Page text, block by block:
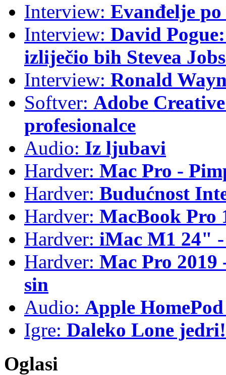
Interview: Evanđelje
Interview: David
izliječio bih Stevea
Interview: Ronald
Softver: Adobe
profesionalce
Audio: Iz ljubavi
Hardver: Mac Pro -
Hardver: Budućnost
Hardver: MacBook Pro
Hardver: iMac M1 24"
Hardver: Mac Pro
sin
Audio: Apple
Igre: Daleko Lone jedri!
Oglasi